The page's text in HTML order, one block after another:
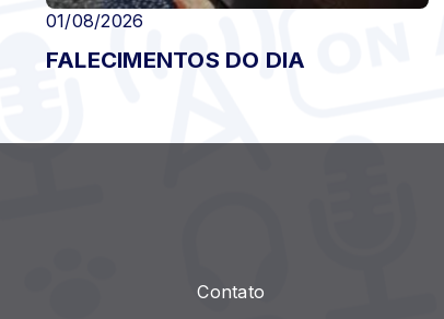
01/08/2026
FALECIMENTOS DO DIA
Contato